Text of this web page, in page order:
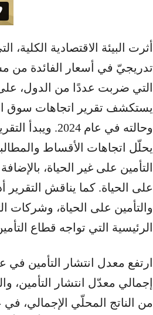
أثرت البيئة الاقتصادية
تدريجيّ في أسعار الفائدة من
وحالته في عام
التأمين على غير الحياة،
على الحياة. كما يناقش التقرير
والتأمين على الحياة، وشركات
الرئيسية التي تواجه قطاع
إجمالي معدّل انتشار التأمين،